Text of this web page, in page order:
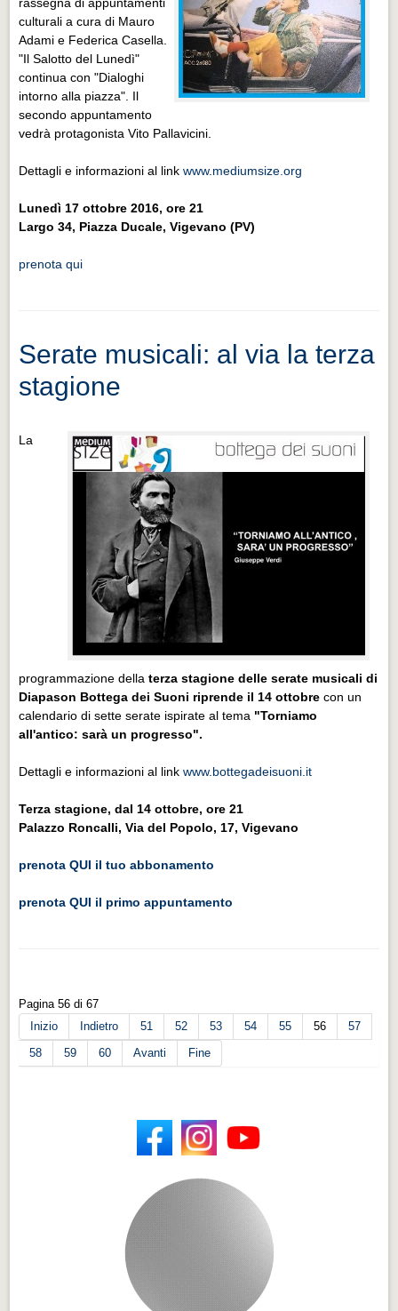
culturali a cura di Mauro
Adami e Federica Casella.
"Il Salotto del Lunedì"
continua con "Dialoghi
intorno alla piazza". Il
secondo appuntamento
vedrà protagonista Vito Pallavicini.
Dettagli e informazioni al linkwww.mediumsize.org
Lunedì 17 ottobre 2016, ore 21
Largo 34, Piazza Ducale, Vigevano (PV)
prenota qui
Serate musicali: al via la terza
stagione
La
programmazione dellaterza stagione delle serate musicali di
Diapason Bottega dei Suoni riprende il 14 ottobre con un
calendario di sette serate ispirate al tema "Torniamo
all'antico: sarà un progresso".
Dettagli e informazioni al linkwww.bottegadeisuoni.it
Terza stagione, dal 14 ottobre, ore 21
Palazzo Roncalli, Via del Popolo, 17, Vigevano
prenota QUI il tuo abbonamento
prenota QUI il primo appuntamento
Pagina 56 di 67
Inizio
Indietro 51 52 53 54 55 56
57
58
59 60 Avanti Fine